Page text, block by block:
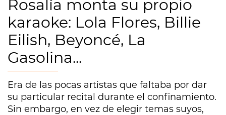
Rosalía monta su propio
karaoke: Lola Flores, Billie
Eilish, Beyoncé, La
Gasolina...
Era de las pocas artistas que faltaba por dar
su particular recital durante el confinamiento.
Sin embargo, en vez de elegir temas suyos,